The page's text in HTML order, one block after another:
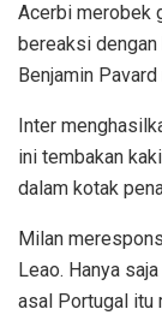
Acerbi merobek
bereaksi dengan
Benjamin
Inter
ini tembakan
dalam kotak
Milan
Leao. Hanya
asal Portugal itu